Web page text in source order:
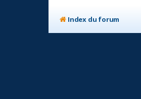
Index du forum